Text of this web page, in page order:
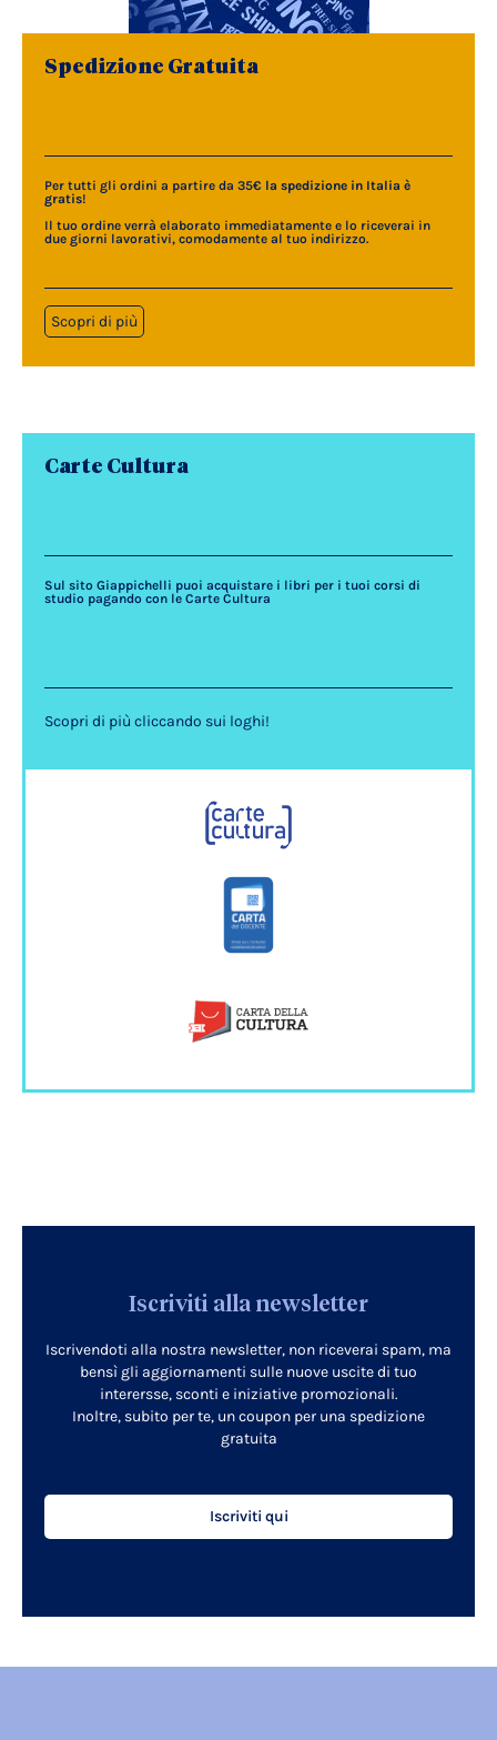
Spedizione Gratuita
Per tutti gli ordini a partire da 35€ la spedizione in Italia è
gratis!
Il tuo ordine verrà elaborato immediatamente e lo riceverai in
due giorni lavorativi, comodamente al tuo indirizzo.
Scopri di più
Carte Cultura
Sul sito Giappichelli puoi acquistare i libri per i tuoi corsi di
studio pagando con le Carte Cultura
Scopri di più cliccando sui loghi!
Iscriviti alla newsletter
Iscrivendoti alla nostra newsletter, non riceverai spam, ma
bensì gli aggiornamenti sulle nuove uscite di tuo
interersse, sconti e iniziative promozionali.
Inoltre, subito per te, un coupon per una spedizione
gratuita
Iscriviti qui